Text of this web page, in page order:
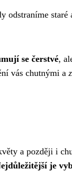
odstraníme staré
se čerstvé,
vás chutnými a
a později i
je